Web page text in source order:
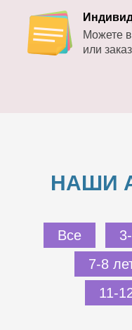
Можете
или
НАШИ
Все
7-8
11-